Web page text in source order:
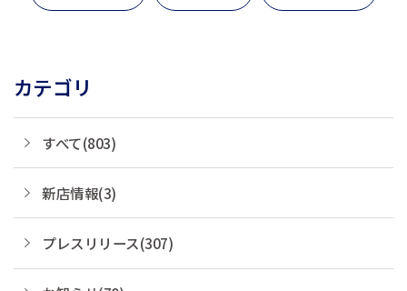
カテゴリ
すべて(803)
新店情報(3)
プレスリリース(307)